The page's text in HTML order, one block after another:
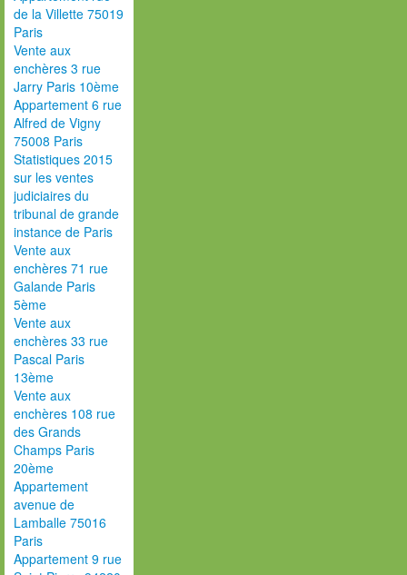
de la Villette 75019
Paris
Vente aux
enchères 3 rue
Jarry Paris 10ème
Appartement 6 rue
Alfred de Vigny
75008 Paris
Statistiques 2015
sur les ventes
judiciaires du
tribunal de grande
instance de Paris
Vente aux
enchères 71 rue
Galande Paris
5ème
Vente aux
enchères 33 rue
Pascal Paris
13ème
Vente aux
enchères 108 rue
des Grands
Champs Paris
20ème
Appartement
avenue de
Lamballe 75016
Paris
Appartement 9 rue